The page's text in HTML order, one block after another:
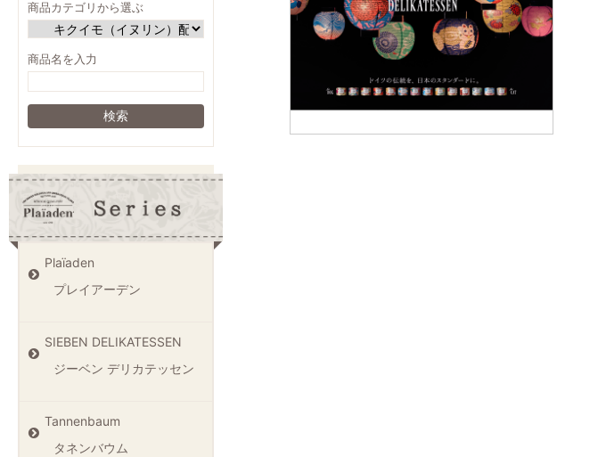
商品カテゴリから選ぶ
商品名を入力
Plaïaden
プレイアーデン
SIEBEN DELIKATESSEN
ジーベン デリカテッセン
Tannenbaum
タネンバウム